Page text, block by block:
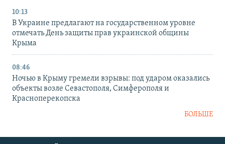
10:13
В Украине предлагают на государственном уровне
отмечать День защиты прав украинской общины
Крыма
08:46
Ночью в Крыму гремели взрывы: под ударом оказались
объекты возле Севастополя, Симферополя и
Красноперекопска
БОЛЬШЕ